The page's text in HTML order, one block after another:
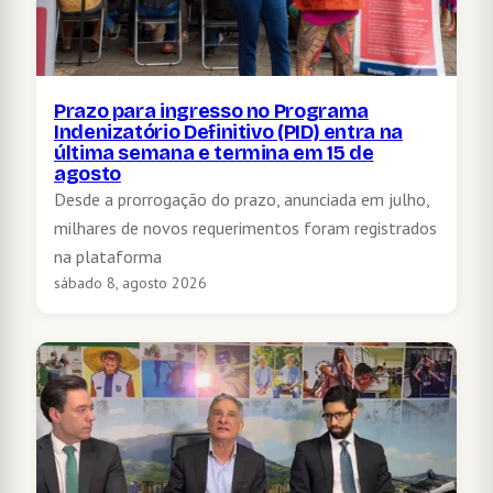
Prazo para ingresso no Programa
Indenizatório Definitivo (PID) entra na
última semana e termina em 15 de
agosto
Desde a prorrogação do prazo, anunciada em julho,
milhares de novos requerimentos foram registrados
na plataforma
sábado 8, agosto 2026